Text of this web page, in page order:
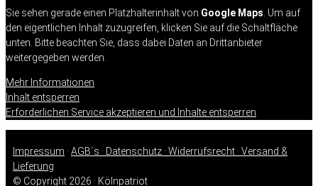
Sie sehen gerade einen Platzhalterinhalt von Google Maps . Um auf
den eigentlichen Inhalt zuzugreifen, klicken Sie auf die Schaltfläche
unten. Bitte beachten Sie, dass dabei Daten an Drittanbieter
weitergegeben werden.
Mehr Informationen
Inhalt entsperren
Erforderlichen Service akzeptieren und Inhalte entsperren
Impressum · AGB´s · Datenschutz · Widerrufsrecht · Versand &
Lieferung
© Copyright 2026 · Kölnpatriot